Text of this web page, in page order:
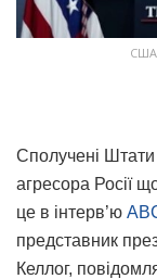
США
Сполучені Штати
агресора Росії
це в інтерв’ю
представник
Келлог,